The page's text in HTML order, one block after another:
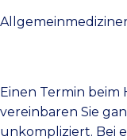
Einen Termin beim
vereinbaren Sie
unkompliziert. Bei